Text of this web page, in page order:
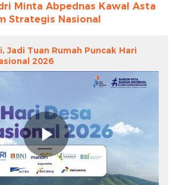
Minta Abpednas Kawal Asta
Strategis Nasional
Jadi Tuan Rumah Puncak Hari
2026